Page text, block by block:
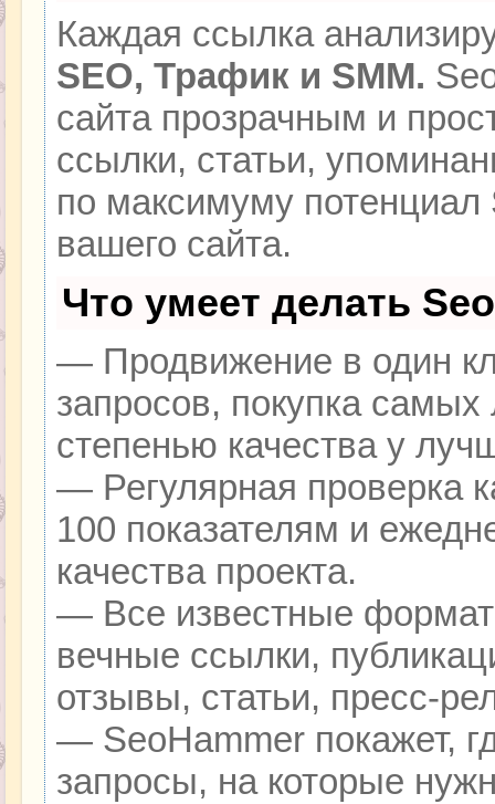
Каждая ссылка
SEO, Трафик и SMM.
сайта прозрачным и
ссылки, статьи,
по максимуму
вашего сайта.
Что умеет делать
— Продвижение в один
запросов, покупка
степенью качества у
— Регулярная проверка
100 показателям и
качества проекта.
— Все известные
вечные ссылки,
отзывы, статьи, пресс-
— SeoHammer покажет,
запросы, на которые